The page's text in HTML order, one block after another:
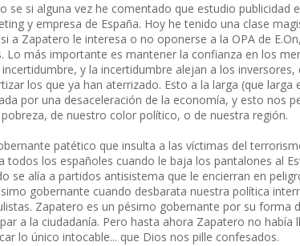
se si alguna vez he comentado que estudio publicidad
y empresa de España. Hoy he tenido una clase
a Zapatero le interesa o no oponerse a la OPA de
Lo más importante es mantener la confianza en los
y la incertidumbre alejan a los
los que ya han aterrizado. Esto a la larga (que
por una desaceleración de la economía, y esto nos
de nuestro color político, o de nuestra región.
patético que insulta a las víctimas del
todos los españoles cuando le baja los pantalones al
se alía a partidos antisistema que le encierran en
gobernante cuando desbarata nuestra política
Zapatero es un pésimo gobernante por su forma
a la ciudadanía. Pero hasta ahora Zapatero no había
lo único intocable... que Dios nos pille confesados.